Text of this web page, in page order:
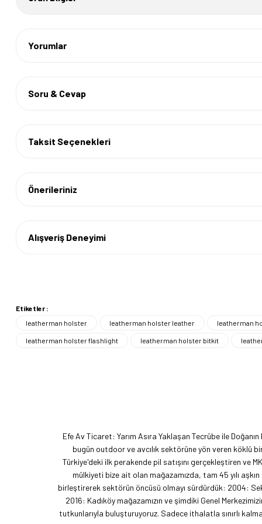
Yorumlar
Soru & Cevap
Taksit Seçenekleri
Önerileriniz
Alışveriş Deneyimi
Etiketler :
leatherman holster
leatherman holster leather leatherman
leatherman holster flashlight leatherman holster bitkit
Efe Av Ticaret: Yarım Asıra Yaklaşan Tecrübe ile
bugün outdoor ve avcılık sektörüne yön veren köklü
Türkiye'deki ilk perakende pil satışını gerçekleştiren ve
mülkiyeti bize ait olan mağazamızda, tam 45 yılı
birleştirerek sektörün öncüsü olmayı sürdürdük: 2004:
2016: Kadıköy mağazamızın ve şimdiki Genel
tutkunlarıyla buluşturuyoruz. Sadece ithalatla sınırlı